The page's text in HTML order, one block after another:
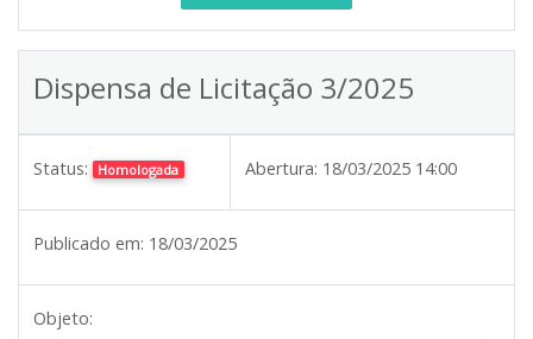
Dispensa de Licitação 3/2025
Status: Homologada Abertura: 18/03/2025 14:00
Publicado em: 18/03/2025
Objeto: